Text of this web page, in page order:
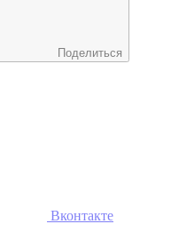
Поделиться
Вконтакте